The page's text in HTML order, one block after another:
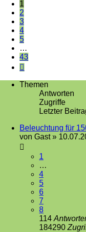
1
2
3
4
5
…
43
Nächste
Themen
Antworten
Zugriffe
Letzter
Beleuchtung für
von Gast»
1
…
4
5
6
7
8
114
184290